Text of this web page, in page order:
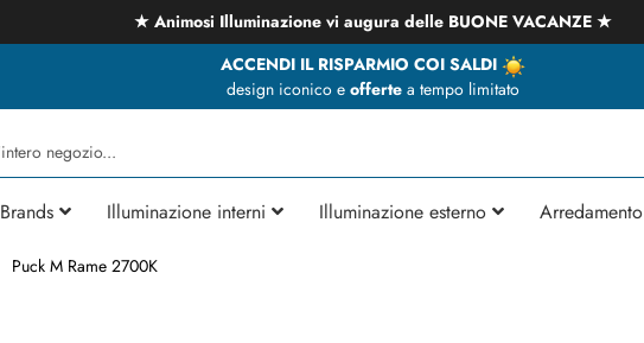
★ Animosi Illuminazione vi augura delle BUONE VACANZE ★
ACCENDI IL RISPARMIO COI SALDI
design iconico e offertea tempo limitato
Brands Illuminazione interni Illuminazione esterno Arredamento
Puck M Rame 2700K